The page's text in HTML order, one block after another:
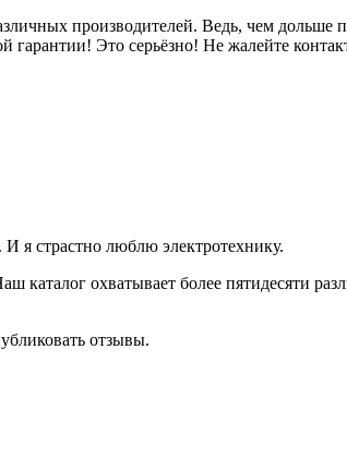
производителей. Ведь, чем
гарантии! Это серьёзно! Не жалейте
я страстно люблю электротехнику.
каталог охватывает более пятидесяти
отзывы.